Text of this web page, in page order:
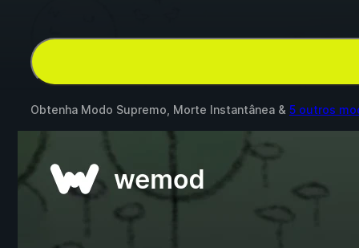
Obtenha Modo Supremo, Morte Instantânea & 5 outros